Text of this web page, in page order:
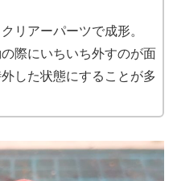
リアーパーツで成形。
際にいちいち外すのが面
した状態にすることが多